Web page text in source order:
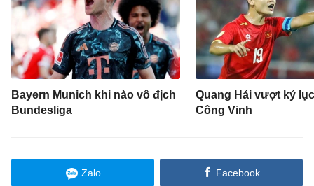
Bayern Munich khi nào vô địch
Bundesliga
Quang Hải vượt kỷ
Công Vinh
Zalo Facebook